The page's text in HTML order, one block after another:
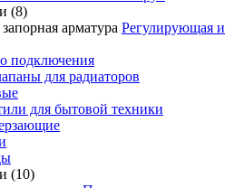
(8)
Регулирующая и
подключения
для радиаторов
для бытовой техники
(10)